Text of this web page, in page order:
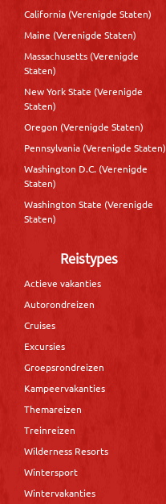
California (Verenigde Staten)
Maine (Verenigde Staten)
Massachusetts (Verenigde
Staten)
New York State (Verenigde
Staten)
Oregon (Verenigde Staten)
Pennsylvania (Verenigde Staten)
Washington D.C. (Verenigde
Staten)
Washington State (Verenigde
Staten)
Reistypes
Actieve vakanties
Autorondreizen
Cruises
Excursies
Groepsrondreizen
Kampeervakanties
Themareizen
Treinreizen
Wilderness Resorts
Wintersport
Wintervakanties